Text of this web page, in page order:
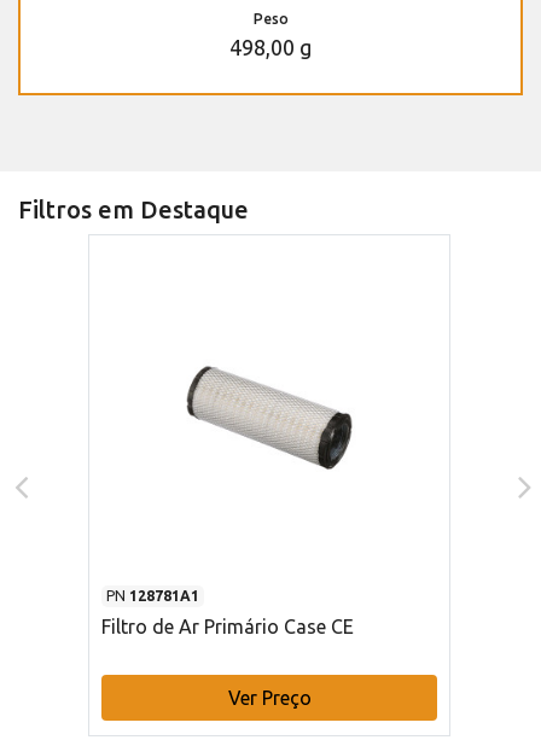
Peso
498,00 g
Filtros em Destaque
PN 128781A1
Filtro de Ar Primário Case CE
Ver Preço